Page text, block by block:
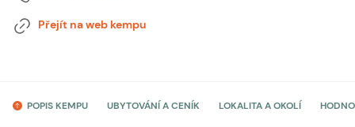
Přejít na web kempu
POPIS KEMPU UBYTOVÁNÍ A CENÍK LOKALITA A OKOLÍ